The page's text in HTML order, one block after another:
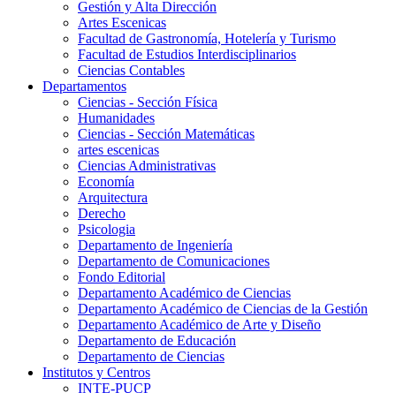
Gestión y Alta Dirección
Artes Escenicas
Facultad de Gastronomía, Hotelería y Turismo
Facultad de Estudios Interdisciplinarios
Ciencias Contables
Departamentos
Ciencias - Sección Física
Humanidades
Ciencias - Sección Matemáticas
artes escenicas
Ciencias Administrativas
Economía
Arquitectura
Derecho
Psicologia
Departamento de Ingeniería
Departamento de Comunicaciones
Fondo Editorial
Departamento Académico de Ciencias
Departamento Académico de Ciencias de la Gestión
Departamento Académico de Arte y Diseño
Departamento de Educación
Departamento de Ciencias
Institutos y Centros
INTE-PUCP